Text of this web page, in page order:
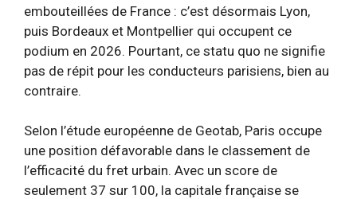
embouteillées de France : c’est désormais Lyon,
puis Bordeaux et Montpellier qui occupent ce
podium en 2026. Pourtant, ce statu quo ne signifie
pas de répit pour les conducteurs parisiens, bien au
contraire.
Selon l’étude européenne de Geotab, Paris occupe
une position défavorable dans le classement de
l’efficacité du fret urbain. Avec un score de
seulement 37 sur 100, la capitale française se